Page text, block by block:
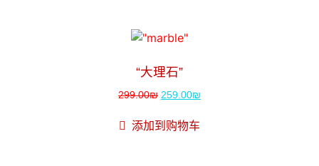
“大理石”
299.00₪ 259.00₪
添加到购物车